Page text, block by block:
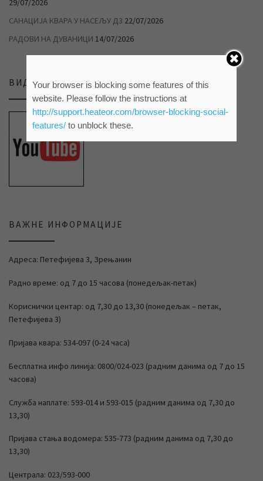
29/07/2026
САНАЦИЈА КВАРА У НАСЕЉУ Д3 22/07/2026
РАДОВИ НА ДУВАНИЦИ 14/07/2026
ВИДЕО ПРИЛОЗИ НА НАШЕМ ЈУТЈУБ КАНАЛУ
ВАЖНЕ ИНФОРМАЦИЈЕ
Адреса: Петефијева 3, Зрењанин
Радно време: од 7 до 15 часова (понедељак-петак)
Кориснички центар: од 7,30 до 13,30 (понедељак – петак,
Петефијева 3)
Пријава квара: 534-097 (0-24 часа)
Бесплатна инфо линија: 0800/024-023 (радним данима од 7 до 15
часова)
Служба наплате: 593-014 и 593-015 (радним данима од 7,30 до
13,30)
Пријава стања водомера: 535-773 (радним данима од 7,30 до
13,30)
Централа: 023/593-000
Your browser is blocking some features of this
website. Please follow the instructions at
http://support.heateor.com/browser-blocking-social-
features/to unblock these.